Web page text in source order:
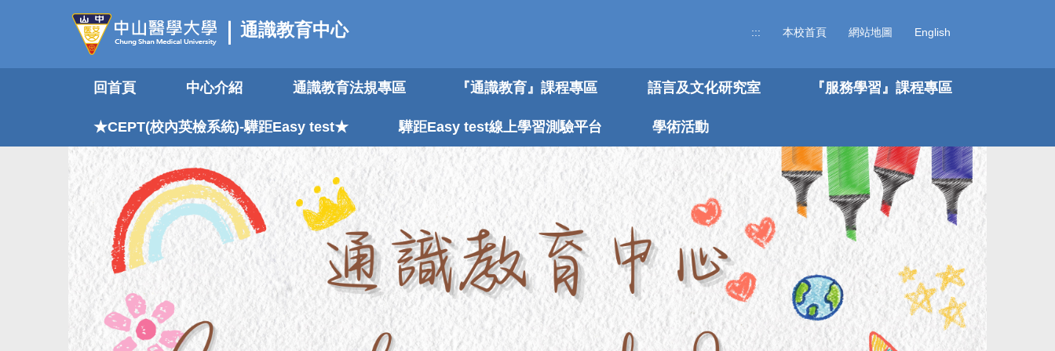
要
通識教育中心 ::: 本校首頁 網站地圖 English
回首頁 中心介紹 通識教育法規專區 『通識教育』課程專區 語言及文化研究室 『服務學習』課程專區
★CEPT(校內英檢系統)-驊距Easy test★ 驊距Easy test線上學習測驗平台 學術活動